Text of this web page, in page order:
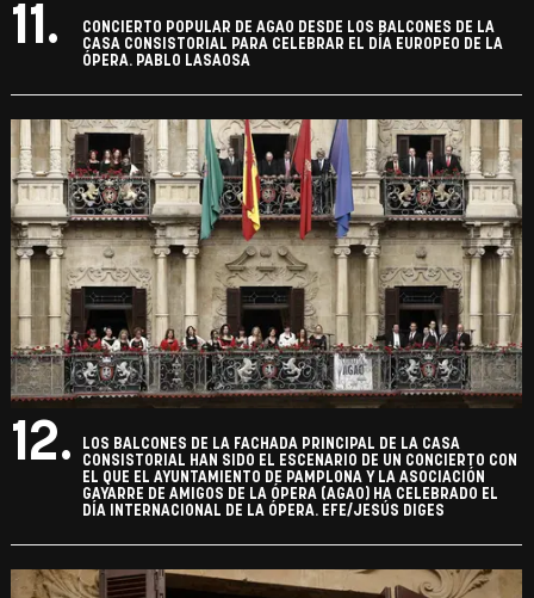
11.
CONCIERTO POPULAR DE AGAO DESDE LOS BALCONES DE LA
CASA CONSISTORIAL PARA CELEBRAR EL DÍA EUROPEO DE LA
ÓPERA. PABLO LASAOSA
12.
LOS BALCONES DE LA FACHADA PRINCIPAL DE LA CASA
CONSISTORIAL HAN SIDO EL ESCENARIO DE UN CONCIERTO CON
EL QUE EL AYUNTAMIENTO DE PAMPLONA Y LA ASOCIACIÓN
GAYARRE DE AMIGOS DE LA ÓPERA (AGAO) HA CELEBRADO EL
DÍA INTERNACIONAL DE LA ÓPERA. EFE/JESÚS DIGES